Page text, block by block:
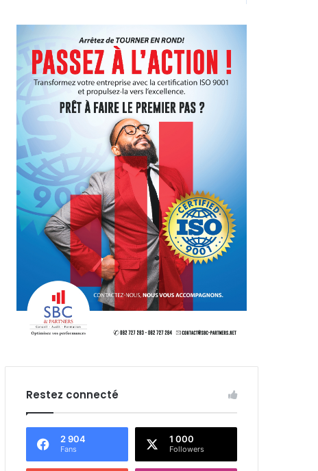
Restez connecté
2 904
Fans
1 000
Followers